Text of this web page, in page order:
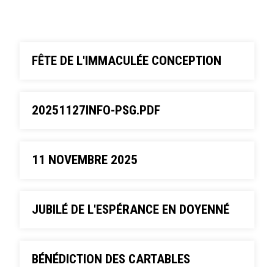
FÊTE DE L'IMMACULÉE CONCEPTION
20251127INFO-PSG.PDF
11 NOVEMBRE 2025
JUBILÉ DE L'ESPÉRANCE EN DOYENNÉ
BÉNÉDICTION DES CARTABLES